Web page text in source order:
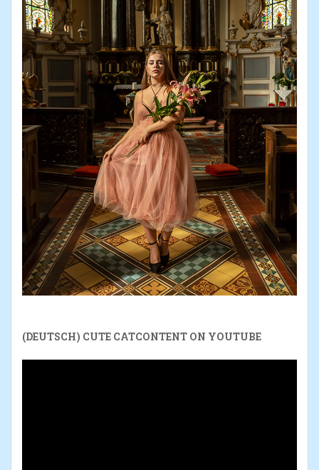
(DEUTSCH) CUTE CATCONTENT ON YOUTUBE